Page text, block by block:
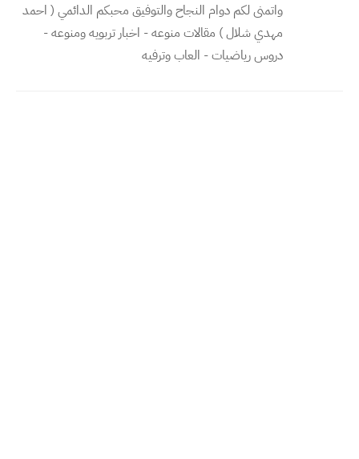
واتمنى لكم دوام النجاح والتوفيق محبكم الدائمي ( احمد
مهدي شلال ) مقالات منوعه - اخبار تربويه ومنوعه -
دروس رياضيات - العاب وترفيه